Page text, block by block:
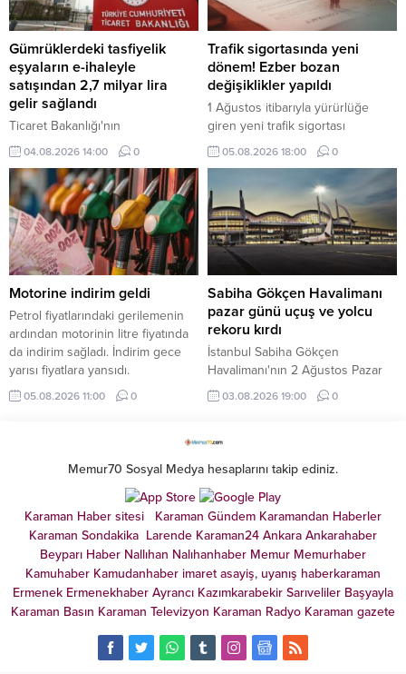
müsabakalarını takip edebiliyor.
Gümrüklerdeki tasfiyelik
eşyaların e-ihaleyle
satışından 2,7 milyar lira
gelir sağlandı
Ticaret Bakanlığı'nın
gümrüklerdeki tasfiyelik araç ve
eşyaların ülke ekonomisine
kazandırılması amacıyla
uygulamaya aldığı e-İhale Sistemi
ile bu yılın ilk 6 ayında 2,7 milyar
lira gelir sağlandı.
04.08.2026 14:00 0
Trafik sigortasında yeni
dönem! Ezber bozan
değişiklikler yapıldı
1 Ağustos itibarıyla yürürlüğe
giren yeni trafik sigortası
düzenlemesiyle eksper atamaları
dijital sistem üzerinden yapılacak,
40 bin TL üzerindeki hasarlarda
bağımsız eksper incelemesi
zorunlu olacak.
05.08.2026 18:00 0
Motorine indirim geldi
Petrol fiyatlarındaki gerilemenin
ardından motorinin litre fiyatında
da indirim sağladı. İndirim gece
yarısı fiyatlara yansıdı.
05.08.2026 11:00 0
Sabiha Gökçen Havalimanı
pazar günü uçuş ve yolcu
rekoru kırdı
İstanbul Sabiha Gökçen
Havalimanı'nın 2 Ağustos Pazar
günü 919 uçuş ve 174 bin 325
yolcuya hizmet vererek uçuş ve
03.08.2026 19:00 0
Memur70 Sosyal Medya hesaplarını takip ediniz.
Karaman Haber sitesi Karaman Gündem Karamandan Haberler
Karaman Sondakika Larende Karaman24 Ankara Ankarahaber
Beyparı Haber Nallıhan Nalıhanhaber Memur Memurhaber
Kamuhaber Kamudanhaber imaret asayiş, uyanış haberkaraman
Ermenek Ermenekhaber Ayrancı Kazımkarabekir Sarıveliler Başyayla
Karaman Basın Karaman Televizyon Karaman Radyo Karaman gazete